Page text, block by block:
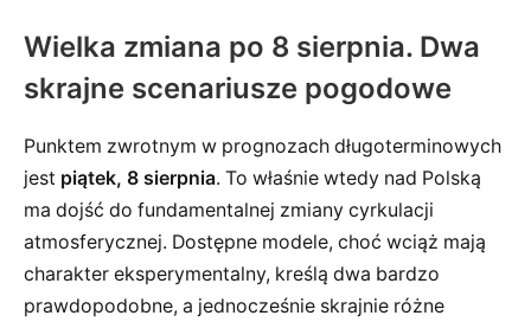
Wielka zmiana po 8 sierpnia. Dwa
skrajne scenariusze pogodowe
Punktem zwrotnym w prognozach długoterminowych
jest piątek, 8 sierpnia. To właśnie wtedy nad Polską
ma dojść do fundamentalnej zmiany cyrkulacji
atmosferycznej. Dostępne modele, choć wciąż mają
charakter eksperymentalny, kreślą dwa bardzo
prawdopodobne, a jednocześnie skrajnie różne